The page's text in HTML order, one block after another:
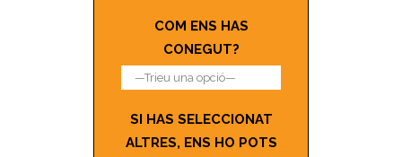
COM ENS HAS
CONEGUT?
SI HAS SELECCIONAT
ALTRES, ENS HO POTS